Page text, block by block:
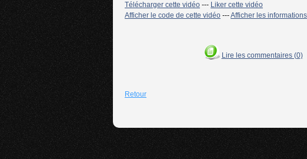
Télécharger cette vidéo --- Liker cette vidéo
Afficher le code de cette vidéo ---Afficher les
Lire les commentaires (0)
Retour